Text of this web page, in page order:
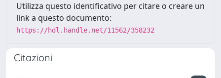
Utilizza questo identificativo per citare o creare un
link a questo documento:
https://hdl.handle.net/11562/358232
Citazioni